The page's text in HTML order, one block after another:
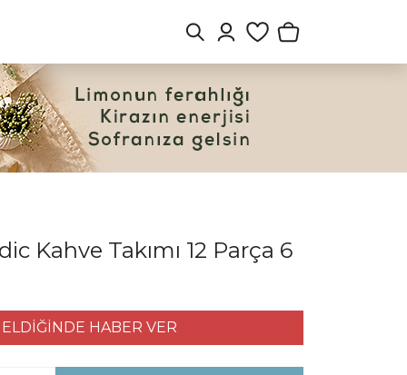
Kahve Takımı 12 Parça 6
HABER VER